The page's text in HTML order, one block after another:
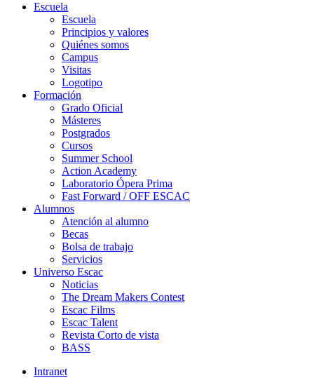
Escuela
Escuela
Principios y valores
Quiénes somos
Campus
Visitas
Logotipo
Formación
Grado Oficial
Másteres
Postgrados
Cursos
Summer School
Action Academy
Laboratorio Ópera Prima
Fast Forward / OFF ESCAC
Alumnos
Atención al alumno
Becas
Bolsa de trabajo
Servicios
Universo Escac
Noticias
The Dream Makers Contest
Escac Films
Escac Talent
Revista Corto de vista
BASS
Intranet